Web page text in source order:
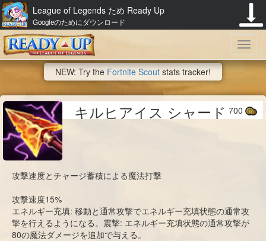
League of Legends ため Ready Up
Googleのためにダウンロード
NEW: Try the Fortnite Scout stats tracker!
キルヒアイス シャード 700
攻撃速度とチャージ蓄積による魔法打撃
攻撃速度15%
エネルギー充填: 移動と通常攻撃でエネルギー充填状態の通常攻
撃を行えるようになる。震撃: エネルギー充填状態の通常攻撃が
80の魔法ダメージを追加で与える。